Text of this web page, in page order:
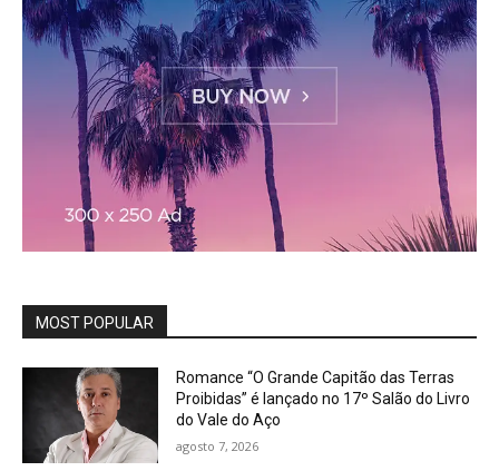
MOST POPULAR
Romance “O Grande Capitão das Terras
Proibidas” é lançado no 17º Salão do Livro
do Vale do Aço
agosto 7, 2026